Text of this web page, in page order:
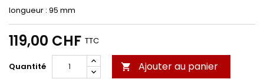
longueur : 95 mm
119,00 CHF TTC
Quantité  Ajouter au panier